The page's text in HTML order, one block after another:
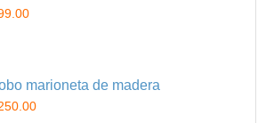
marioneta de madera